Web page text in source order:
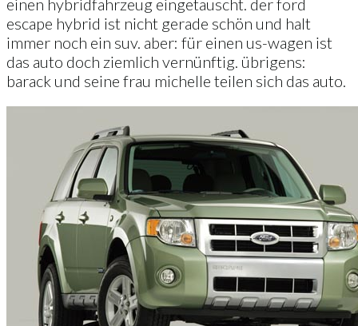
einen hybridfahrzeug eingetauscht. der ford
escape hybrid ist nicht gerade schön und halt
immer noch ein suv. aber: für einen us-wagen ist
das auto doch ziemlich vernünftig. übrigens:
barack und seine frau michelle teilen sich das auto.